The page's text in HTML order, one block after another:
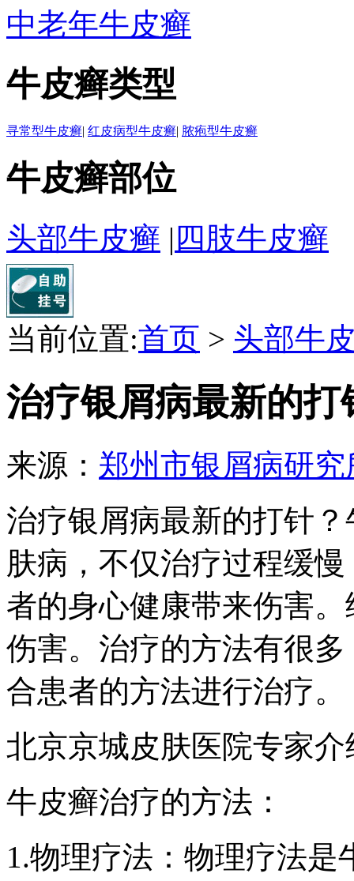
中老年牛皮癣
牛皮癣类型
寻常型牛皮癣| 红皮病型牛皮癣| 脓疱型牛皮癣
牛皮癣部位
头部牛皮癣 | 四肢牛皮癣
当前位置:首页 > 头部牛
治疗银屑病最新的打
来源： 郑州市银屑病研究
治疗银屑病最新的打针
肤病，不仅治疗过程缓
者的身心健康带来伤害
伤害。治疗的方法有很
合患者的方法进行治疗。
北京京城皮肤医院专家介
牛皮癣治疗的方法：
1.物理疗法：物理疗法